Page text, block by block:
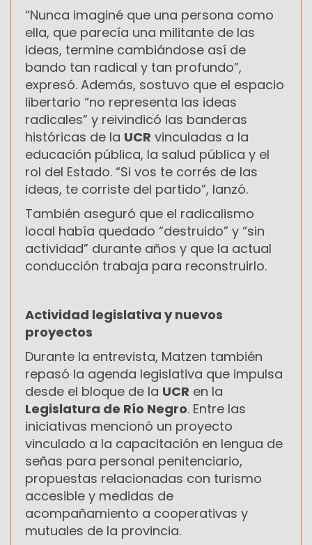
“Nunca imaginé que una persona como
ella, que parecía una militante de las
ideas, termine cambiándose así de
bando tan radical y tan profundo”,
expresó. Además, sostuvo que el espacio
libertario “no representa las ideas
radicales” y reivindicó las banderas
históricas de la UCR vinculadas a la
educación pública, la salud pública y el
rol del Estado. “Si vos te corrés de las
ideas, te corriste del partido”, lanzó.
También aseguró que el radicalismo
local había quedado “destruido” y “sin
actividad” durante años y que la actual
conducción trabaja para reconstruirlo.
Actividad legislativa y nuevos
proyectos
Durante la entrevista, Matzen también
repasó la agenda legislativa que impulsa
desde el bloque de la UCR en la
Legislatura de Río Negro. Entre las
iniciativas mencionó un proyecto
vinculado a la capacitación en lengua de
señas para personal penitenciario,
propuestas relacionadas con turismo
accesible y medidas de
acompañamiento a cooperativas y
mutuales de la provincia.